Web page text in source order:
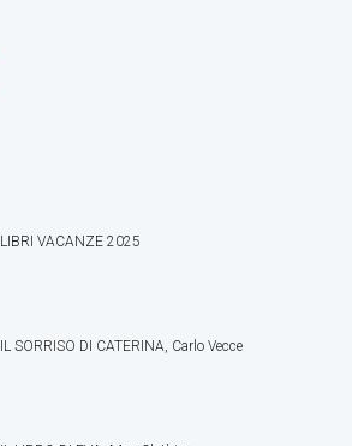
LIBRI VACANZE 2025
IL SORRISO DI CATERINA, Carlo Vecce